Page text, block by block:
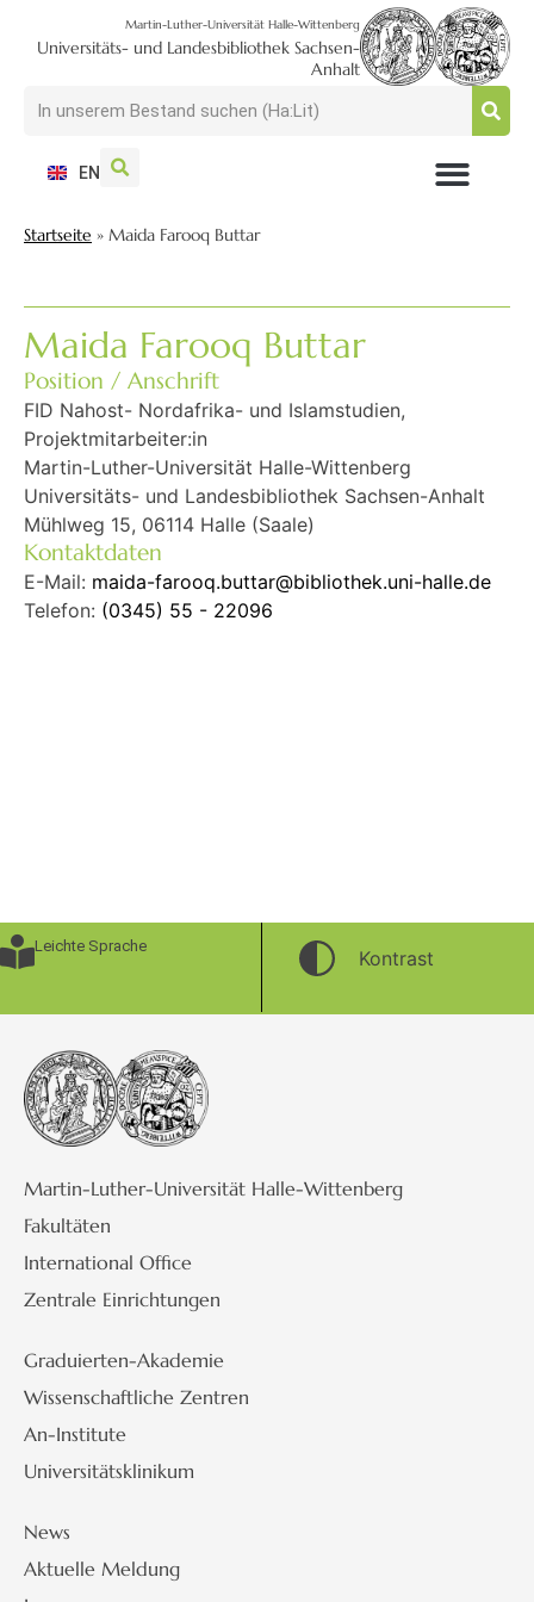
Martin-Luther-Universität Halle-Wittenberg
Universitäts- und Landesbibliothek Sachsen-
Anhalt
EN
Startseite » Maida Farooq Buttar
Maida Farooq Buttar
Position / Anschrift
FID Nahost- Nordafrika- und Islamstudien,
Projektmitarbeiter:in
Martin-Luther-Universität Halle-Wittenberg
Universitäts- und Landesbibliothek Sachsen-Anhalt
Mühlweg 15, 06114 Halle (Saale)
Kontaktdaten
E-Mail: maida-farooq.buttar@bibliothek.uni-halle.de
Telefon: (0345) 55 - 22096
Leichte Sprache
Kontrast
Martin-Luther-Universität Halle-Wittenberg
Fakultäten
International Office
Zentrale Einrichtungen
Graduierten-Akademie
Wissenschaftliche Zentren
An-Institute
Universitätsklinikum
News
Aktuelle Meldung